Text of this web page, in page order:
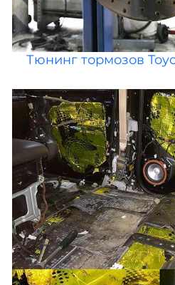
Тюнинг тормозов